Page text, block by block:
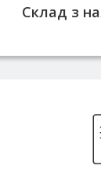
Склад з
напряму від